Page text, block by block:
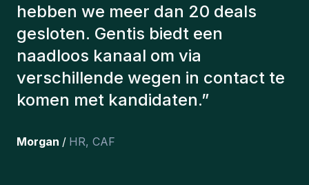
met een aantal factoren om ons de
juiste kandidaten voor te stellen.
De kandidaten die we hebben
aangeworven, werken nog steeds
bij ons en persoonlijk ben ik erg
team hebben opgenomen.